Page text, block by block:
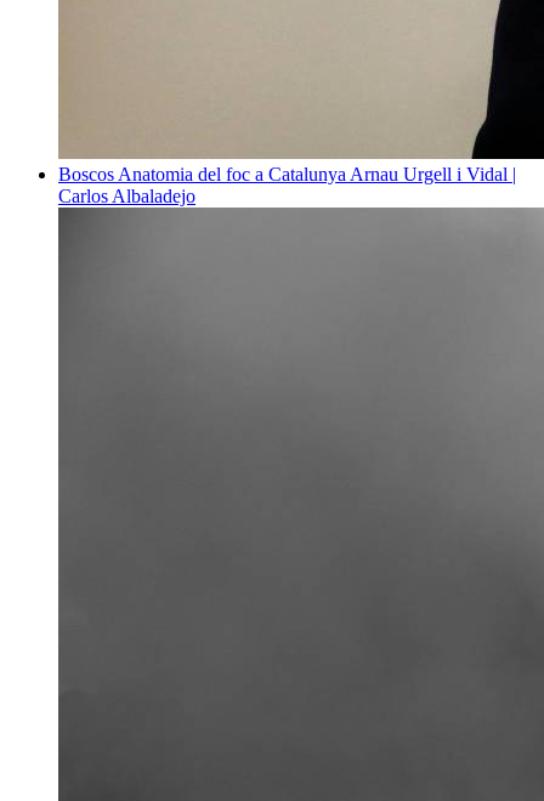
Boscos Anatomia del foc a Catalunya Arnau Urgell i Vidal |
Carlos Albaladejo